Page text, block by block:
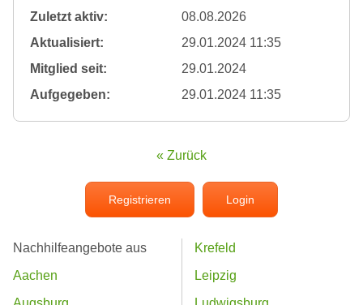
Zuletzt aktiv:
08.08.2026
Aktualisiert:
29.01.2024 11:35
Mitglied seit:
29.01.2024
Aufgegeben:
29.01.2024 11:35
« Zurück
Registrieren Login
Nachhilfeangebote aus
Aachen
Krefeld
Leipzig